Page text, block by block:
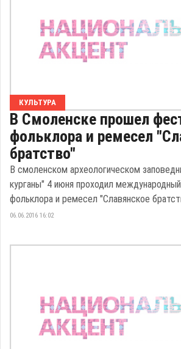
КУЛЬТУРА
В Смоленске прошел
фольклора и ремесел
братство"
В смоленском археологическом
курганы" 4 июня проходил
фольклора и ремесел "Славянское
06.06.2016 16:02